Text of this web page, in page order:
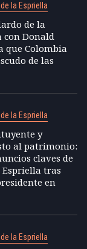
la Espriella
de la
con Donald
que Colombia
de las
la Espriella
y
al patrimonio:
claves de
Espriella tras
en
la Espriella